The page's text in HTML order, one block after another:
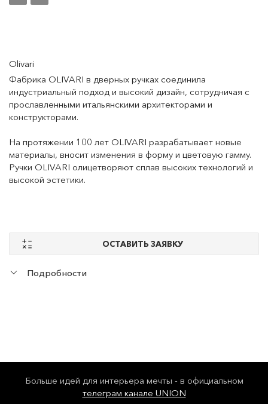
Olivari
Фабрика OLIVARI в дверных ручках соединила
индустриальный подход и высокий дизайн, сотрудничая с
прославленными итальянскими архитекторами и
конструкторами.
На протяжении 100 лет OLIVARI разрабатывает новые
материалы, вносит изменения в форму и цветовую гамму.
Ручки OLIVARI олицетворяют сплав высоких технологий и
высокой эстетики.
ОСТАВИТЬ ЗАЯВКУ
Подробности
Больше идей для интерьера мечты - в официальном
телеграм канале UNION